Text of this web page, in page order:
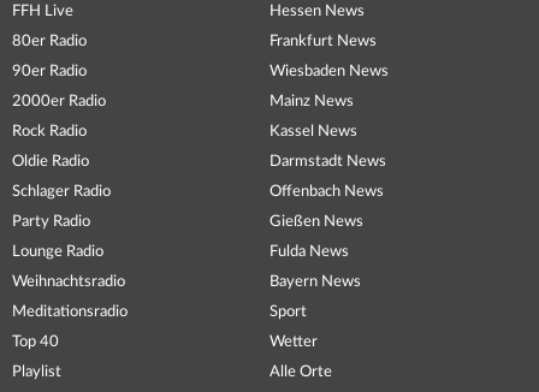
FFH Live
80er Radio
90er Radio
2000er Radio
Rock Radio
Oldie Radio
Schlager Radio
Party Radio
Lounge Radio
Weihnachtsradio
Meditationsradio
Top 40
Playlist
Hessen News
Frankfurt News
Wiesbaden News
Mainz News
Kassel News
Darmstadt News
Offenbach News
Gießen News
Fulda News
Bayern News
Sport
Wetter
Alle Orte